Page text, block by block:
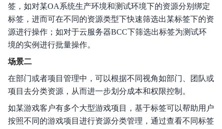
视频专区
典型实践
API参考
Python-SDK
Python3-SDK
签，如对某OA系统生产环境和测试环境下的资源分别绑定
标签，进而可在不同的资源类型下快速筛选出某标签下的资
源进行操作；如对于云服务器BCC下筛选出标签为测试环
境的实例进行批量操作。
场景二
在部门或者项目管理中，可以根据不同视角如部门、团队或
项目去分类资源，从而进一步划分成本和权限控制。
如某游戏客户有多个大型游戏项目，基于标签可以帮助用户
按照不同的游戏项目进行资源分类管理，通过查看不同标签